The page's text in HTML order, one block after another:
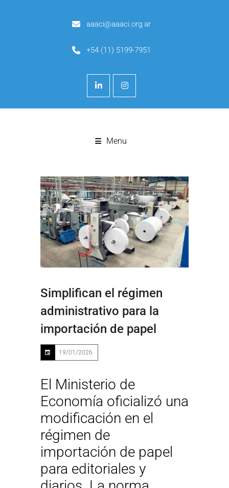
aaaci@aaaci.org.ar
+54 (11) 5199-7951
Menu
Simplifican el régimen
administrativo para la
importación de papel
19/01/2026
El Ministerio de
Economía oficializó una
modificación en el
régimen de
importación de papel
para editoriales y